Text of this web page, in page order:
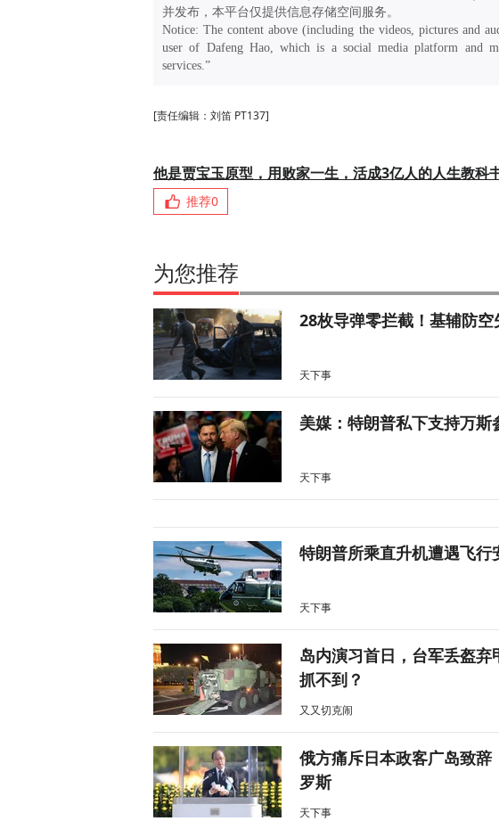
并发布，本平台仅提供信息存储空间服务。
Notice: The content above (including the videos, pictures and
user of Dafeng Hao, which is a social media platform and
services.”
[责任编辑：刘笛 PT137]
他是贾宝玉原型，用败家一生，活成3亿人的人生教科
推荐0
为您推荐
28枚导弹零拦截！基辅防
天下事
美媒：特朗普私下支持万斯
天下事
特朗普所乘直升机遭遇飞
天下事
岛内演习首日，台军丢盔
抓不到？
又又切克闹
俄方痛斥日本政客广岛致
罗斯
天下事